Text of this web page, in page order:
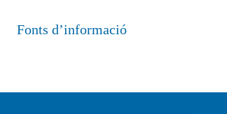
Fonts d’informació